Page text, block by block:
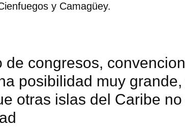
y Camagüey.
de congresos,
posibilidad muy
otras islas del Caribe